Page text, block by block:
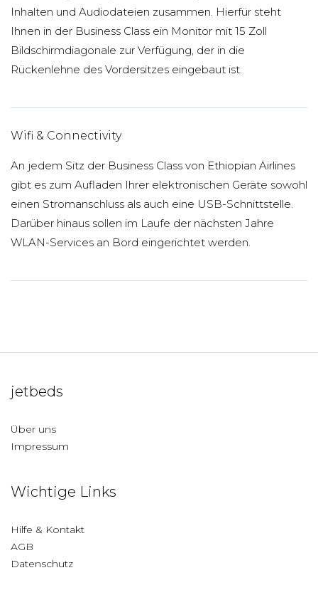
Inhalten und Audiodateien zusammen. Hierfür steht
Ihnen in der Business Class ein Monitor mit 15 Zoll
Bildschirmdiagonale zur Verfügung, der in die
Rückenlehne des Vordersitzes eingebaut ist.
Wifi & Connectivity
An jedem Sitz der Business Class von Ethiopian Airlines
gibt es zum Aufladen Ihrer elektronischen Geräte sowohl
einen Stromanschluss als auch eine USB-Schnittstelle.
Darüber hinaus sollen im Laufe der nächsten Jahre
WLAN-Services an Bord eingerichtet werden.
jetbeds
Über uns
Impressum
Wichtige Links
Hilfe & Kontakt
AGB
Datenschutz